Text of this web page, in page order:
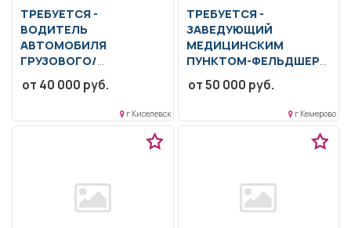
ТРЕБУЕТСЯ -
ВОДИТЕЛЬ
АВТОМОБИЛЯ
ГРУЗОВОГО/
СПЕЦИАЛЬНОГО
Образование: Общее
сопровождение
от 40 000 руб.
г Киселевск
ТРЕБУЕТСЯ -
ЗАВЕДУЮЩИЙ
МЕДИЦИНСКИМ
ПУНКТОМ-ФЕЛЬДШЕР
профессиональное..
деятельностью
медицинского персонала.
Консультативная помощь....
от 50 000 руб.
г Кемерово